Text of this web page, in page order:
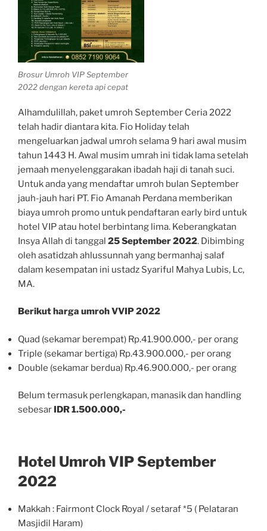
Brosur Umroh VIP September
2022 dengan kereta api cepat
Alhamdulillah, paket umroh September Ceria 2022
telah hadir diantara kita. Fio Holiday telah
mengeluarkan jadwal umroh selama 9 hari awal musim
tahun 1443 H. Awal musim umrah ini tidak lama setelah
jemaah menyelenggarakan ibadah haji di tanah suci.
Untuk anda yang mendaftar umroh bulan September
jauh-jauh hari PT. Fio Amanah Perdana memberikan
biaya umroh promo untuk pendaftaran early bird untuk
hotel VIP atau hotel berbintang lima. Keberangkatan
Insya Allah di tanggal 25 September 2022. Dibimbing
oleh asatidzah ahlussunnah yang bermanhaj salaf
dalam kesempatan ini ustadz Syariful Mahya Lubis, Lc,
MA.
Berikut harga umroh VVIP 2022
Quad (sekamar berempat) Rp.41.900.000,- per orang
Triple (sekamar bertiga) Rp.43.900.000,- per orang
Double (sekamar berdua) Rp.46.900.000,- per orang
Belum termasuk perlengkapan, manasik dan handling
sebesar
IDR 1.500.000,-
Hotel Umroh VIP September
2022
Makkah : Fairmont Clock Royal / setaraf *5 ( Pelataran
Masjidil Haram)